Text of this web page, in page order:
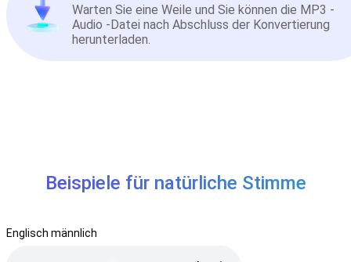
Warten Sie eine Weile und Sie können die MP3 -
Audio -Datei nach Abschluss der Konvertierung
herunterladen.
Beispiele für natürliche Stimme
Englisch männlich